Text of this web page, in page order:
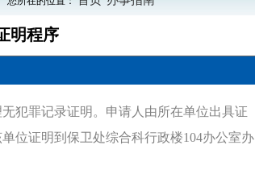
明程序
犯罪记录证明。申请人由所在单位出具证
位证明到保卫处综合科行政楼104办公室办